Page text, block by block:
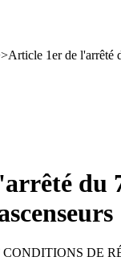
>Article 1er de l'arrêté
du
DE